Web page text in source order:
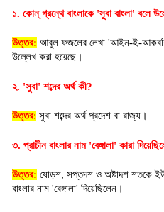
১. কোন্ গ্রন্থে বাংলাকে 'সুবা বাংলা' বলে
উত্তর: আবুল ফজলের লেখা 'আইন-ই-আকবরি'
উল্লেখ করা হয়েছে।
২. 'সুবা' শব্দের অর্থ কী?
উত্তর: সুবা শব্দের অর্থ প্রদেশ বা রাজ্য।
৩. প্রাচীন বাংলার নাম 'বেঙ্গালা' কারা
উত্তর: ষোড়শ, সপ্তদশ ও অষ্টাদশ শতকে
বাংলার নাম 'বেঙ্গালা' দিয়েছিলেন।